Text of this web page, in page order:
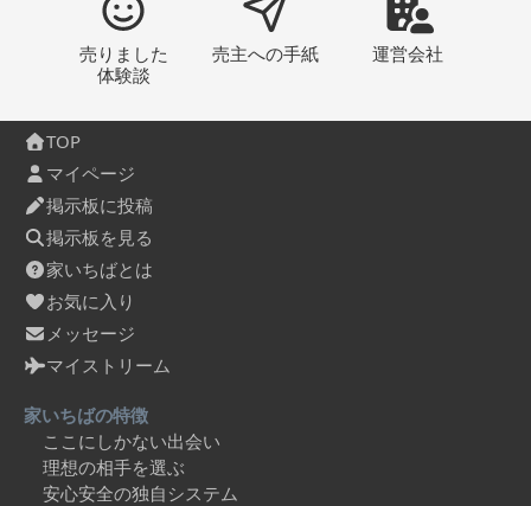
売りました
体験談
売主への手紙 運営会社
TOP
マイページ
掲示板に投稿
掲示板を見る
家いちばとは
お気に入り
メッセージ
マイストリーム
家いちばの特徴
ここにしかない出会い
理想の相手を選ぶ
安心安全の独自システム